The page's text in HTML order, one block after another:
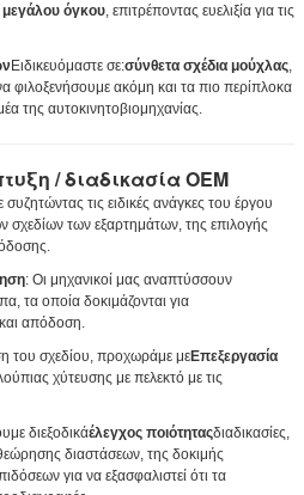
υποβολή
μεγάλου όγκου, επιτρέποντας ευελιξία για τις
Ειδικευόμαστε σε:σύνθετα σχέδια μούχλας,
φιλοξενήσουμε ακόμη και τα πιο περίπλοκα
της αυτοκινητοβιομηχανίας.
/ διαδικασία OEM
συζητώντας τις ειδικές ανάγκες του έργου
των εξαρτημάτων, της επιλογής
: Οι μηχανικοί μας αναπτύσσουν
τα οποία δοκιμάζονται για
απόδοση.
του σχεδίου, προχωράμε μεΕπεξεργασία
χύτευσης με πελεκτό με τις
διεξοδικάέλεγχος ποιότηταςδιαδικασίες,
διαστάσεων, της δοκιμής
για να εξασφαλιστεί ότι τα